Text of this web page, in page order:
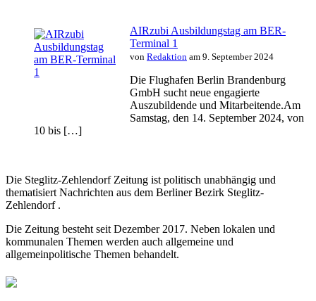
AIRzubi Ausbildungstag am BER-
Terminal 1
von Redaktion am 9. September 2024
Die Flughafen Berlin Brandenburg
GmbH sucht neue engagierte
Auszubildende und Mitarbeitende.Am
Samstag, den 14. September 2024, von
10 bis […]
Die Steglitz-Zehlendorf Zeitung ist politisch unabhängig und
thematisiert Nachrichten aus dem Berliner Bezirk Steglitz-
Zehlendorf .
Die Zeitung besteht seit Dezember 2017. Neben lokalen und
kommunalen Themen werden auch allgemeine und
allgemeinpolitische Themen behandelt.